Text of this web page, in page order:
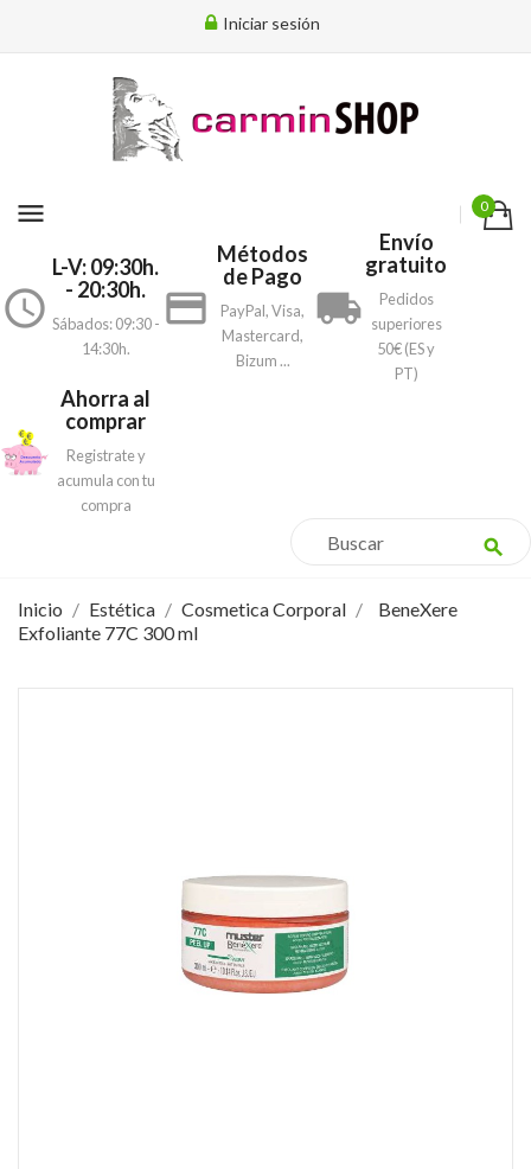
Iniciar sesión
menu 0
access_time
L-V: 09:30h.
- 20:30h.
Sábados: 09:30 -
14:30h.
payment
Métodos
de Pago
PayPal, Visa,
Mastercard,
Bizum ...
local_shipping
Envío
gratuito
Pedidos
superiores
50€ (ES y
PT)
Ahorra al
comprar
Registrate y
acumula con tu
compra
search
Inicio Estética Cosmetica Corporal
BeneXere
Exfoliante 77C 300 ml